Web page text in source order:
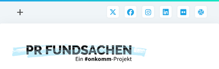
Menü
+
PR@h_da